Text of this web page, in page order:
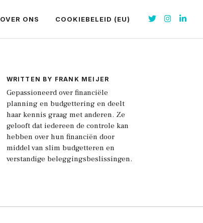
OVER ONS COOKIEBELEID (EU)
WRITTEN BY FRANK MEIJER
Gepassioneerd over financiële
planning en budgettering en deelt
haar kennis graag met anderen. Ze
gelooft dat iedereen de controle kan
hebben over hun financiën door
middel van slim budgetteren en
verstandige beleggingsbeslissingen.